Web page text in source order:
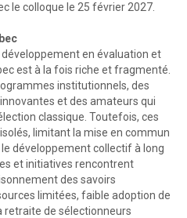
le colloque le 25 février 2027.
développement en évaluation et
est à la fois riche et fragmenté.
institutionnels, des
et des amateurs qui
classique. Toutefois, ces
limitant la mise en commun
développement collectif à long
et initiatives rencontrent
des savoirs
limitées, faible adoption de
retraite de sélectionneurs